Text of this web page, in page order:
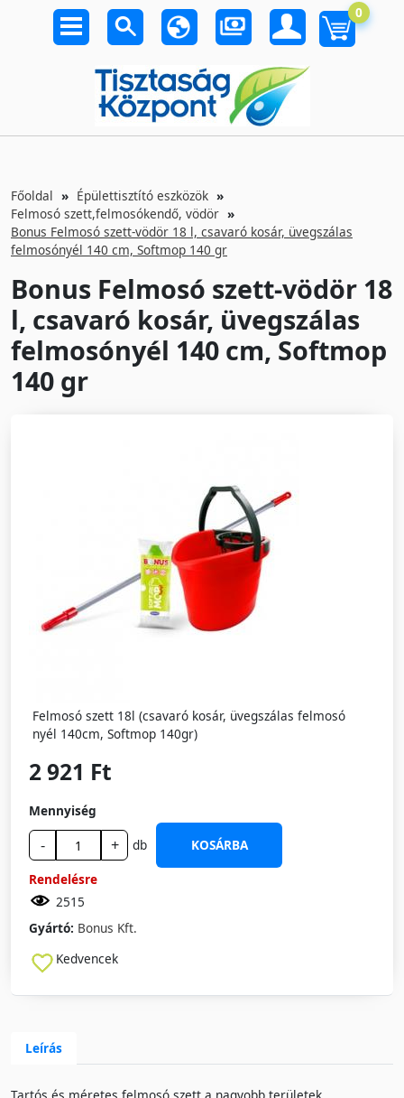
0
Főoldal
Épülettisztító eszközök
Felmosó szett,felmosókendő, vödör
Bonus Felmosó szett-vödör 18 l, csavaró kosár, üvegszálas
felmosónyél 140 cm, Softmop 140 gr
Bonus Felmosó szett-vödör 18
l, csavaró kosár, üvegszálas
felmosónyél 140 cm, Softmop
140 gr
Felmosó szett 18l (csavaró kosár, üvegszálas felmosó
nyél 140cm, Softmop 140gr)
2 921 Ft
Mennyiség
- + db
KOSÁRBA
Rendelésre
2515
Gyártó: Bonus Kft.
Kedvencek
Leírás